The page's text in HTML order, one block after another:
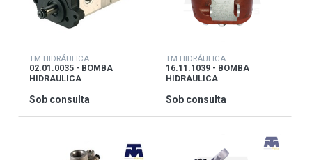
TM HIDRÁULICA
02.01.0035 - BOMBA
HIDRAULICA
Sob consulta
TM HIDRÁULICA
16.11.1039 - BOMBA
HIDRAULICA
Sob consulta